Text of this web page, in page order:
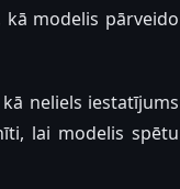
kā modelis pārveido
neliels iestatījums
lai modelis spētu